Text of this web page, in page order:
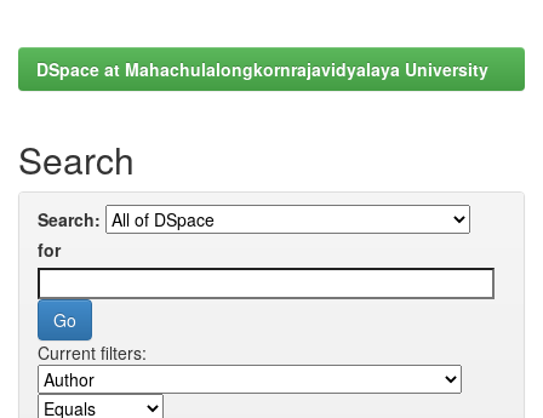
DSpace at Mahachulalongkornrajavidyalaya University
Search
Search:
for
Current filters: